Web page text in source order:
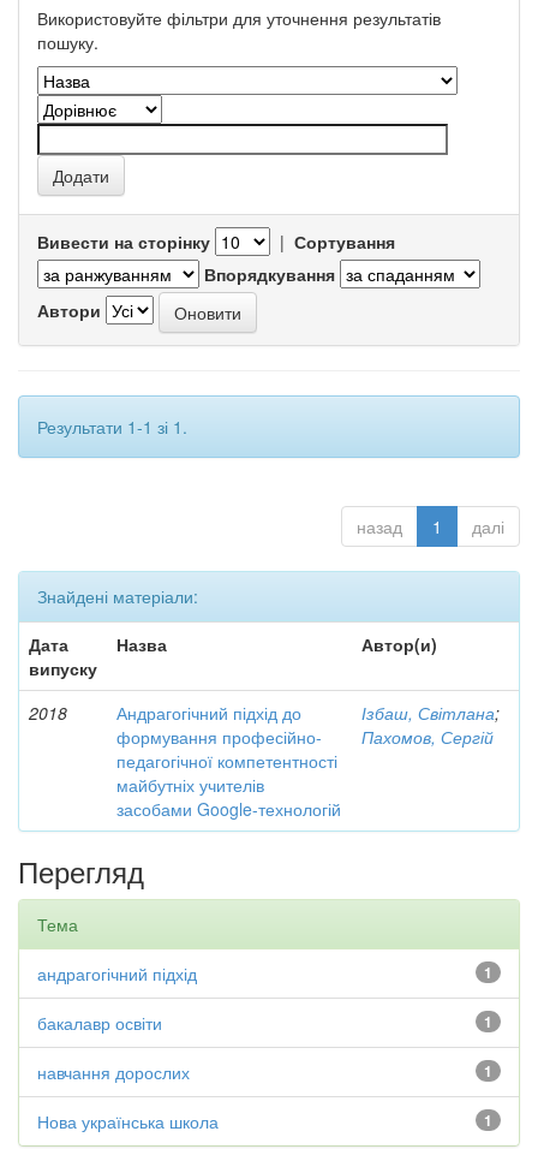
Використовуйте фільтри для уточнення результатів
пошуку.
Вивести на сторінку | Сортування
Впорядкування
Автори
Результати 1-1 зі 1.
назад 1 далі
Знайдені матеріали:
Дата
випуску
Назва Автор(и)
2018
Андрагогічний підхід до
формування професійно-
педагогічної компетентності
майбутніх учителів
засобами Google-технологій
Ізбаш, Світлана;
Пахомов, Сергій
Перегляд
Тема
1
андрагогічний підхід
1
бакалавр освіти
1
навчання дорослих
1
Нова українська школа